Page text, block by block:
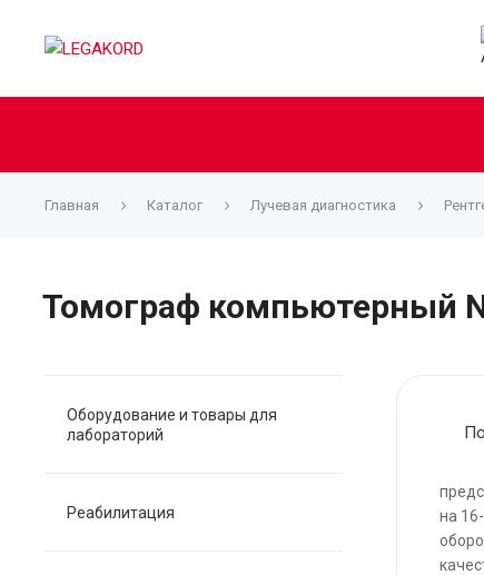
Главная Каталог Лучевая диагностика
Томограф компьютерный
на
Оборудование и товары для
лабораторий
Реабилитация